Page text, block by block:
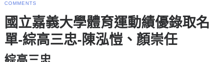
COMMENTS
國立嘉義大學體育運動績優錄取名
單-綜高三忠-陳泓愷、顏崇任